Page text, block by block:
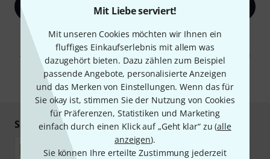
Mit Liebe serviert!
Mit unseren Cookies möchten wir Ihnen ein
fluffiges Einkaufserlebnis mit allem was
dazugehört bieten. Dazu zählen zum Beispiel
passende Angebote, personalisierte Anzeigen
und das Merken von Einstellungen. Wenn das für
Sie okay ist, stimmen Sie der Nutzung von Cookies
für Präferenzen, Statistiken und Marketing
einfach durch einen Klick auf „Geht klar“ zu (alle
anzeigen).
Sie können Ihre erteilte Zustimmung jederzeit
Jetzt anmelden
Mit Klick auf „Jetzt anmelden“ stimmen Sie dem Erhalt von E-Mail-
Werbung und einer Messung des E-Mail-Nutzungsverhaltens zu. Die
Abmeldung ist jederzeit möglich. Weitere Informationen finden Sie in
unserenDatenschutzhinweisen.
* Pflichtfeld
Sicher einkaufen & bezahlen